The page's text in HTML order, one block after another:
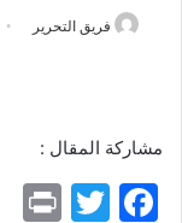
فريق التحرير
مشاركة المقال :
F
T